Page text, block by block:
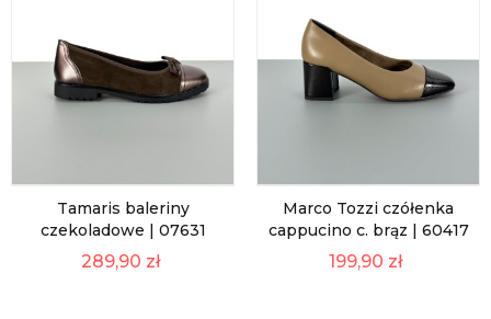
Tamaris baleriny
czekoladowe | 07631
289,90 zł
Marco Tozzi czółenka
cappucino c. brąz | 60417
199,90 zł